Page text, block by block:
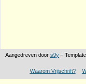
Aangedreven door s9y –
Waarom Vrijschrift?